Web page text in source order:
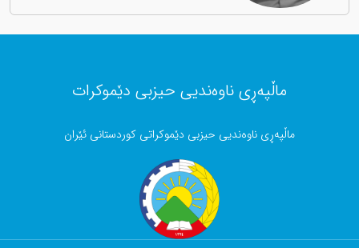
ماڵپەڕی ناوەندیی حیزبی دێموکرات
ماڵپەڕی ناوەندیی حیزبی دێموکراتی کوردستانی ئێران